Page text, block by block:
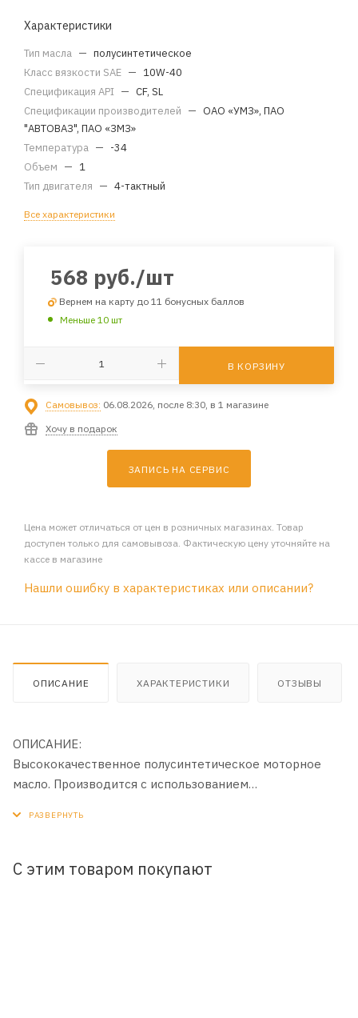
Характеристики
Тип масла — полусинтетическое
Класс вязкости SAE — 10W-40
Спецификация API — CF, SL
Спецификации производителей — ОАО «УМЗ», ПАО
"АВТОВАЗ", ПАО «ЗМЗ»
Температура — -34
Объем — 1
Тип двигателя — 4-тактный
Все характеристики
568 руб./шт
Вернем на карту до 11 бонусных баллов
Меньше 10 шт
В КОРЗИНУ
Самовывоз: 06.08.2026, после 8:30, в 1 магазине
Хочу в подарок
ЗАПИСЬ НА СЕРВИС
Цена может отличаться от цен в розничных магазинах. Товар
доступен только для самовывоза. Фактическую цену уточняйте на
кассе в магазине
Нашли ошибку в характеристиках или описании?
ОПИСАНИЕ ХАРАКТЕРИСТИКИ ОТЗЫВЫ
ОПИСАНИЕ:
Высококачественное полусинтетическое моторное
масло. Производится с использованием
ПРИМЕНЕНИЕ:
С этим товаром покупают